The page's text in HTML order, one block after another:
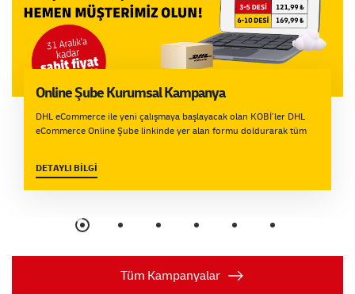
Tüm Kampanyalar
Online Şube Kurumsal Kampanya
DHL eCommerce ile yeni çalışmaya başlayacak olan KOBİ’ler DHL
eCommerce Online Şube linkinde yer alan formu doldurarak tüm
bilgileri tamamlayarak müşterimiz olmak.Bu kolay ve pratik
işlemlerin ardından yeni KOBİ müşterilerimiz kayıt tarihinden
kargolarının gönderimini sağlar.31.12.2026'ya kadar sabit fiyatlarla
çalışma fırsatını yakalayın.Detaylı bilgi almak ve DHL eCommerce
DETAYLI BİLGİ